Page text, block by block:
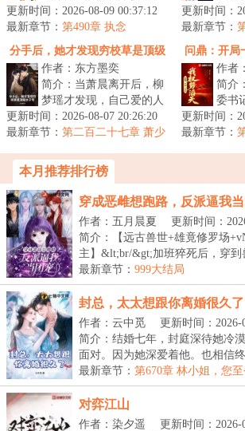
&lt;br/&gt; 【姐弟+甜虐
+年龄差+欢脱吐槽+打脸
+美食+宅斗...
更新时间：2026-08-09 00:37:12
最新章节： 第490章 执念
的最
么新
卷入
更新时间：
最新章节：
队——颛王东
分手后，她才发现穷校草是顶级
太子爷
作者：东方墨奕
简介：当萧晨离开后，柳
梦瑶才发现，自己爱的人
其实是他。&lt;br/&gt;当
她冲进他的生活，这才发
更新时间：2026-08-07 20:26:20
最新章节： 第二百二十七章 萧少
问鼎：开局
作者
简介
委书
一个
如何
更新时间：
最新章节：
本月推荐排行榜
穿成恶雌想跑路，反派逼我
作者：五月晨夏
更新时间：
简介：【远古兽世+雄竟修罗场
主】&lt;br/&gt;加班猝死后，穿到
了...
最新章节： 999大结局
封总，太太想跟你离婚很久了
作者：云中觅
更新时间：2026-
简介：结婚七年，封庭深待她冷
面对。因为她深爱着他。也相信
心...
最新章节： 第670章 林小姐，您
对弈江山
作者：染夕遥
更新时间：2026-